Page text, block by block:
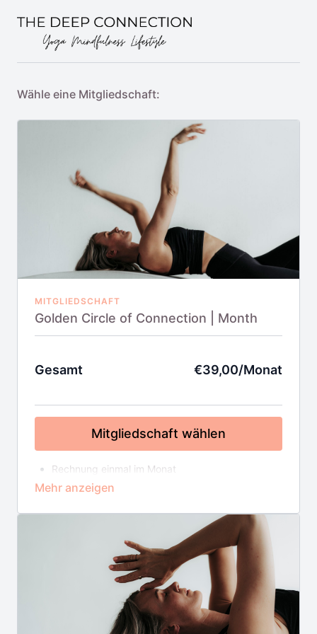
Wähle eine Mitgliedschaft:
MITGLIEDSCHAFT
Golden Circle of Connection | Month
Gesamt €39,00/Monat
Mitgliedschaft wählen
Rechnung einmal im Monat
39€ im Monat
Enthalten im Golden Circle
10 tägige LIVE Meditationskurse
Premium On Demand Meditationskurse
On Demand Mediathek mit 210+Videos
4-6 Online-Yoga/Meditationsklassen pro Monat
Yoga Alignment Coaching @home
Path to Connection Monthly
Buddhist Story & Study Sessions